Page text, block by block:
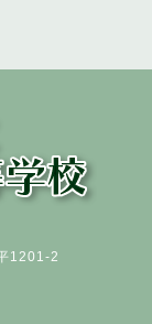
1201-2